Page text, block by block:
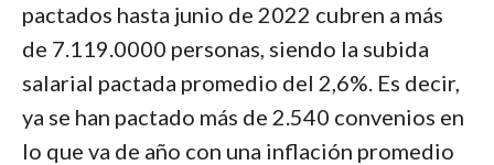
pactados hasta junio de 2022 cubren a más
de 7.119.0000 personas, siendo la subida
salarial pactada promedio del 2,6%. Es decir,
ya se han pactado más de 2.540 convenios en
lo que va de año con una inflación promedio